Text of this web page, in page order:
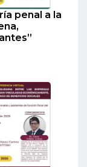
penal a la